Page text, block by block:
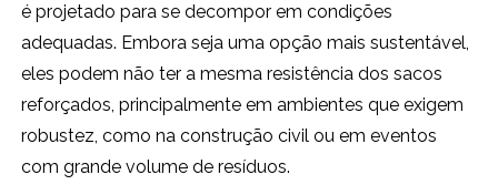
é projetado para se decompor em condições
adequadas. Embora seja uma opção mais sustentável,
eles podem não ter a mesma resistência dos sacos
reforçados, principalmente em ambientes que exigem
robustez, como na construção civil ou em eventos
com grande volume de resíduos.